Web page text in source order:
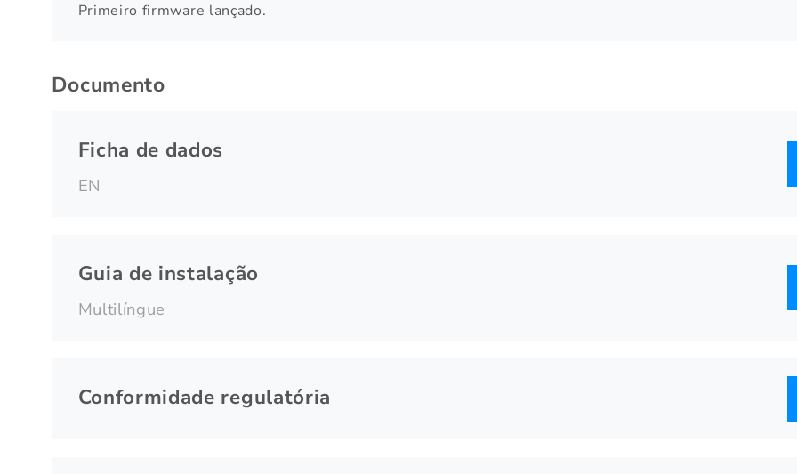
Primeiro firmware lançado.
Documento
Ficha de dados
EN
Guia de instalação
Multilíngue
Conformidade regulatória